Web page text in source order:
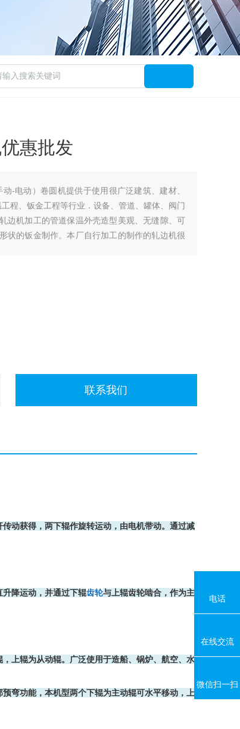
惠批发
-电动）卷圆机提供于使用很广泛建筑、建材、
程、钣金工程等行业．设备、管道、罐体、阀门
边机加工的管道保温外壳造型美观、无缝隙、可
状的钣金制作。本厂自行加工的制作的轧边机很
联系我们
动获得，两下辊作旋转运动，由电机带动。通过减
降运动，并通过下辊齿轮与上辊齿轮啮合，作为主
上辊为从动辊。广泛使用于造船、锅炉、航空、水
弯功能，本机型两个下辊为主动辊可水平移动，上
电话
在线交流
微信扫一扫